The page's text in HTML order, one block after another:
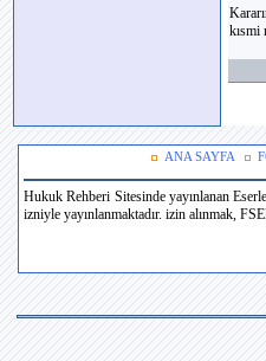
kısmi
ANA SAYFA
Hukuk Rehberi Sitesinde yayınlanan
izniyle yayınlanmaktadır. izin alınmak,